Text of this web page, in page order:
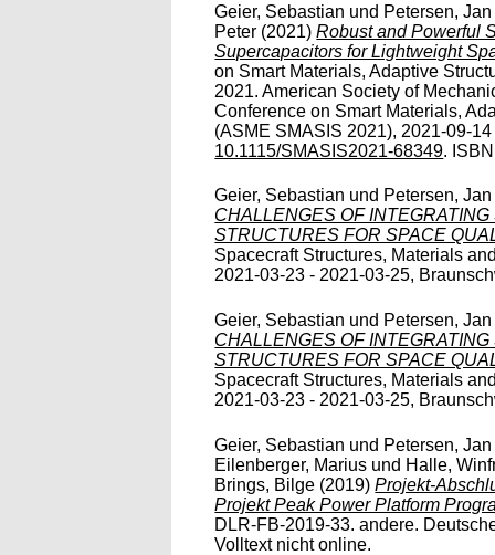
Geier, Sebastian und Petersen, Jan
Peter (2021)Robust and Powerful
Supercapacitors for Lightweight
on Smart Materials, Adaptive
2021. American Society of
Conference on Smart Materials,
(ASME SMASIS 2021), 2021-09-
10.1115/SMASIS2021-68349.
Geier, Sebastian und Petersen, Jan
CHALLENGES OF
STRUCTURES FOR SPACE
Spacecraft Structures, Materials
2021-03-23 - 2021-03-25,
Geier, Sebastian und Petersen, Jan
CHALLENGES OF
STRUCTURES FOR SPACE
Spacecraft Structures, Materials
2021-03-23 - 2021-03-25,
Geier, Sebastian und Petersen, Jan
Eilenberger, Marius und Halle,
Brings, Bilge (2019)Projekt-
Projekt Peak Power Platform
DLR-FB-2019-33. andere.
Volltext nicht online.